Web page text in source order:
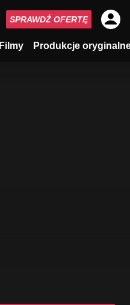
Filmy Produkcje
SPRAWDŹ OFERTĘ